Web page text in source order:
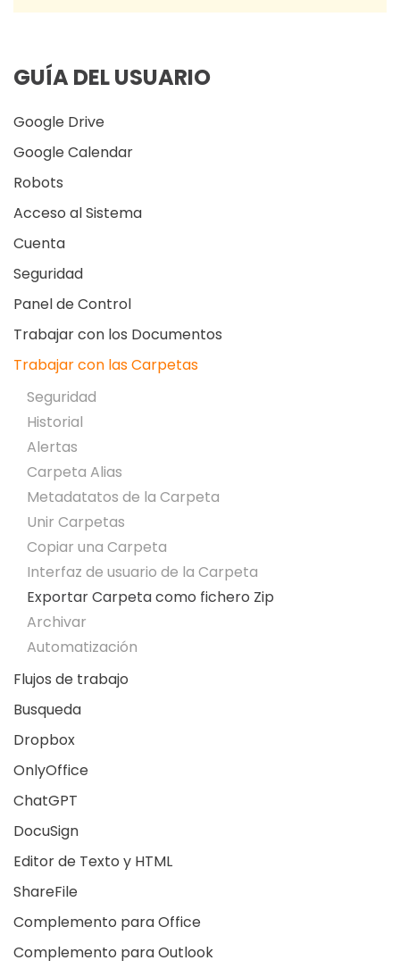
GUÍA DEL USUARIO
Google Drive
Google Calendar
Robots
Acceso al Sistema
Cuenta
Seguridad
Panel de Control
Trabajar con los Documentos
Trabajar con las Carpetas
Seguridad
Historial
Alertas
Carpeta Alias
Metadatatos de la Carpeta
Unir Carpetas
Copiar una Carpeta
Interfaz de usuario de la Carpeta
Exportar Carpeta como fichero Zip
Archivar
Automatización
Flujos de trabajo
Busqueda
Dropbox
OnlyOffice
ChatGPT
DocuSign
Editor de Texto y HTML
ShareFile
Complemento para Office
Complemento para Outlook